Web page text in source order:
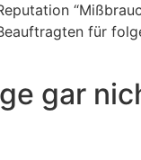
für
gar